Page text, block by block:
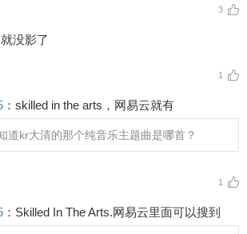
3
没影了
1
： skilled in the arts，网易云就有
道kr大清的那个纯音乐主题曲是哪首？
1
： Skilled In The Arts.网易云里面可以搜到